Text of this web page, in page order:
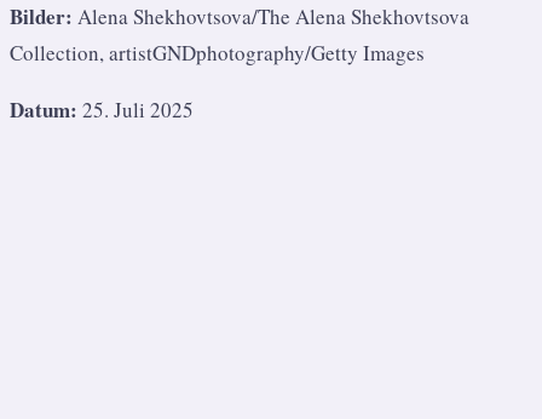
Bilder: AlenaShekhovtsova/The Alena Shekhovtsova
Collection,artistGNDphotography/Getty Images
Datum: 25. Juli 2025